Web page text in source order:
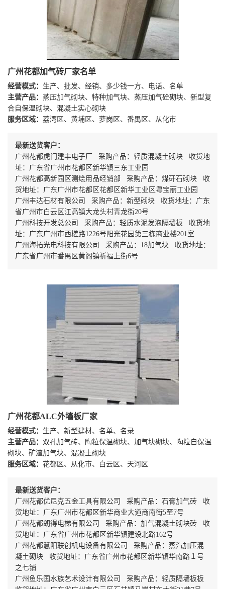
广州花都加气砖厂家名单
经营模式： 生产、批发、经销、多少钱一方、电话、名单
主营产品： 蒸压加气砌块、特种加气块、蒸压加气砼砌块、新型复
合自保温砌块、混凝土实心砌块
服务区域： 荔湾区、黄埔区、萝岗区、番禺区、从化市
最新送货客户：
广州花都虎门建丰电子厂 采购产品：轻质混凝土砌块 收货地
址：广东省广州市花都区新华镇三东工业园
广州花都高新园区测绘用品经销部 采购产品：煤矸石砌块 收
货地址：广东广州市花都区花都区新华工业区粤宝丽工业园
广州丰达石材有限公司 采购产品：新型砌块 收货地址：广东
省广州市白云区江高镇大龙头村青龙街20号
广州科技开发总公司 采购产品：轻质水泥发泡隔墙板 收货地
址：广东广州市西槎路1226号阳光花园第三栋商业楼201室
广州海拓光电科技有限公司 采购产品：18加气块 收货地址：
广东省广州市番禺区黄阁镇祈福上街6号
广州花都ALC外墙板厂家
经营模式： 生产、新型建材、名单、名录
主营产品： 双孔加气砖、陶粒保温砌块、加气块砌块、陶粒自保温
砌块、矿渣加气块、混凝土砌块
服务区域： 花都区、从化市、白云区、天河区
最新送货客户：
广州花都优尼克五金工具有限公司 采购产品：石膏加气砖 收
货地址：广东广州市花都区新华商业大道商南街5至7号
广州花都朗得电梯有限公司 采购产品：加气混凝土砌块砖 收
货地址：广东省广州市花都区新华镇建设北路162号
广州花都慧阳联创机电设备有限公司 采购产品：蒸汽加压混
凝土砌块 收货地址：广东省广州市花都区新华镇华南路１号
之七铺
广州鱼乐国水族艺术设计有限公司 采购产品：轻质隔墙板板